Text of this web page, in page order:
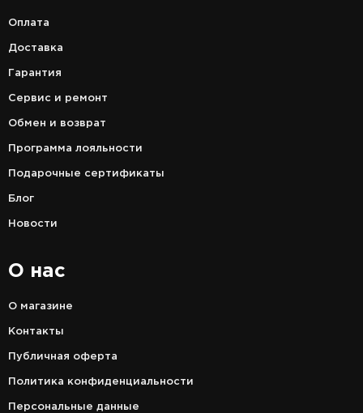
Оплата
Доставка
Гарантия
Сервис и ремонт
Обмен и возврат
Программа лояльности
Подарочные сертификаты
Блог
Новости
О нас
О магазине
Контакты
Публичная оферта
Политика конфиденциальности
Персональные данные